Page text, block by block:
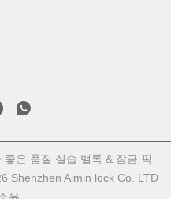
좋은 품질 실습 밸록 & 잠금 픽
Shenzhen Aimin lock Co. LTD